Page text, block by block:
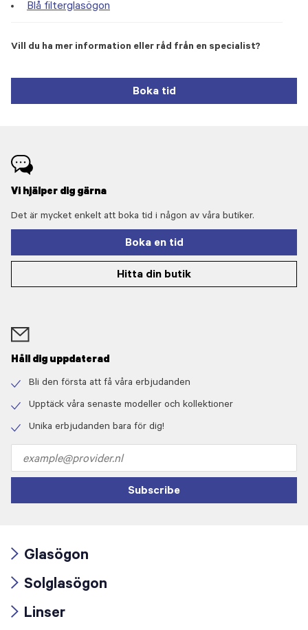
Blå filterglasögon
Vill du ha mer information eller råd från en specialist?
Boka tid
Vi hjälper dig gärna
Det är mycket enkelt att boka tid i någon av våra butiker.
Boka en tid
Hitta din butik
Håll dig uppdaterad
icon
Bli den första att få våra erbjudanden
icon
Upptäck våra senaste modeller och kollektioner
Unika erbjudanden bara för dig!
address
Subscribe
icon
Glasögon
icon
Solglasögon
Linser